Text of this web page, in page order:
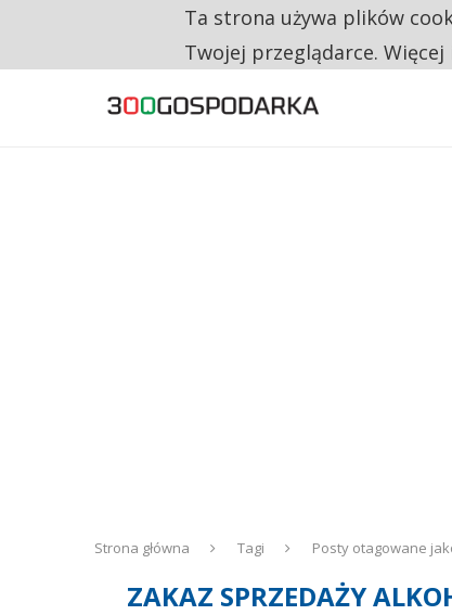
CO TRZECIĄ ZŁOTÓWKĘ Z
Strona główna Tagi Posty otagowane
ZAKAZ SPRZEDAŻY
Ta strona używa plików
Twojej przeglądarce.